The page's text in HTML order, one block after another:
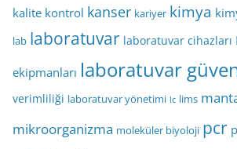
kalite kontrol kanser kariyer kimya
lab laboratuvar laboratuvar cihazları
ekipmanları laboratuvar
verimliliği laboratuvar yönetimi lc lims
mikroorganizma moleküler biyoloji pcr